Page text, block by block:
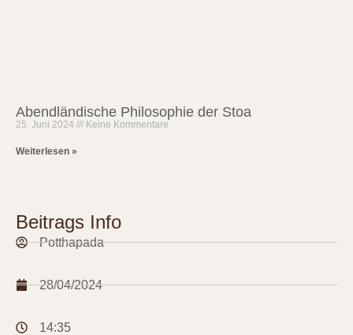
Abendländische Philosophie der Stoa
25. Juni 2024 Keine Kommentare
Weiterlesen »
Beitrags Info
Potthapada
28/04/2024
14:35